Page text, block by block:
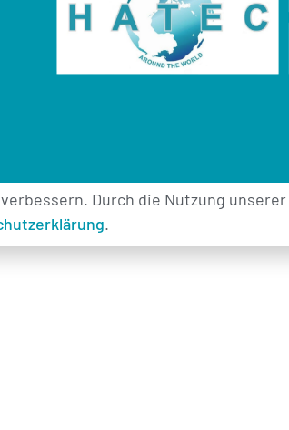
Durch die Nutzung
.